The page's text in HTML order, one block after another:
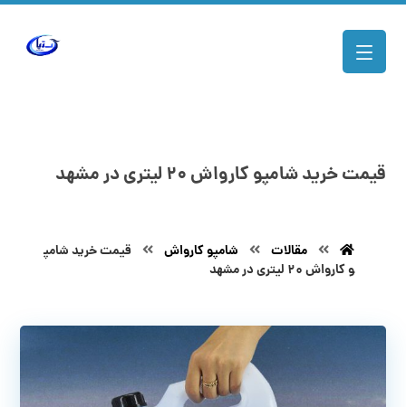
قیمت خرید شامپو کارواش ۲۰ لیتری در مشهد
مقالات شامپو کارواش
قیمت خرید شامپ
و کارواش ۲۰ لیتری در مشهد